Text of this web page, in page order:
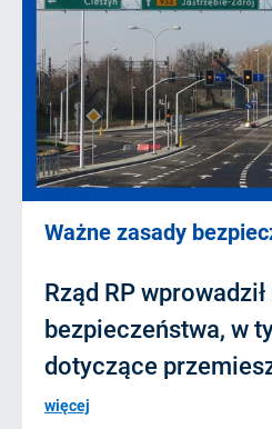
Ważne zasady
Rząd RP
bezpieczeństwa, w
dotyczące
więcej